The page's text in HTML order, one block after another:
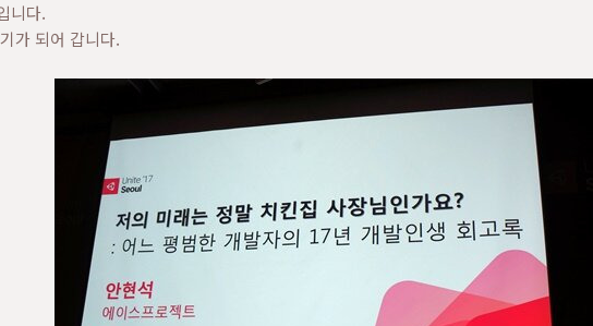
니다.
가 되어 갑니다.